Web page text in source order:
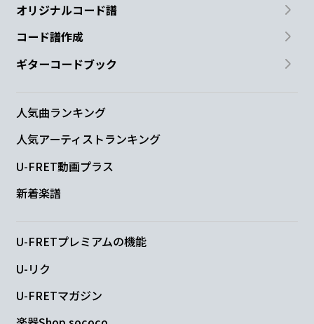
Ahh yah Ahh
Dm7
目と目が合って
言葉が詰まって
F
オリジナルコード譜
コード譜作成
ギターコードブック
人気曲ランキング
人気アーティストランキング
U-FRET動画プラス
新着楽譜
U-FRETプレミアムの機能
U-リク
U-FRETマガジン